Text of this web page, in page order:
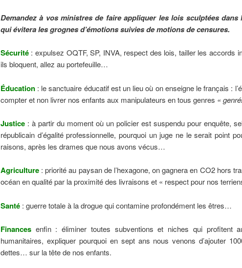
Demandez à vos ministres de faire appliquer les lois sculptées dans
qui évitera les grognes d’émotions suivies de motions de censures.
Sécurité: expulsez OQTF, SP, INVA, respect des lois, tailler les accords
ils bloquent, allez au portefeuille…
Éducation: le sanctuaire éducatif est un lieu où on enseigne le français :
compter et non livrer nos enfants aux manipulateurs en tous genres «
Justice: à partir du moment où un policier est suspendu pour enquête,
républicain d’égalité professionnelle, pourquoi un juge ne le serait point
raisons, après les drames que nous avons vécus…
Agriculture : priorité au paysan de l’hexagone, on gagnera en CO2 hors
océan en qualité par la proximité des livraisons et « respect pour nos
Santé : guerre totale à la drogue qui contamine profondément les êtres…
Financesenfin : éliminer toutes subventions et niches qui profitent
humanitaires, expliquer pourquoi en sept ans nous venons d’ajouter
dettes… sur la tête de nos enfants.